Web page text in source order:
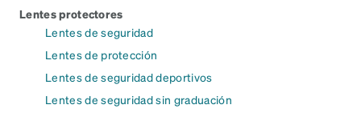
Lentes protectores
Lentes de seguridad
Lentes de protección
Lentes de seguridad deportivos
Lentes de seguridad sin graduación